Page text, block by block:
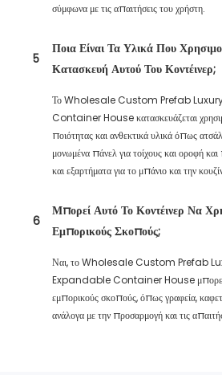
σύμφωνα με τις απαιτήσεις του χρήστη.
5
Ποια Είναι Τα Υλικά Που
Κατασκευή Αυτού Του Κοντέινερ;
Το Wholesale Custom Prefab
Container House κατασκευάζεται
ποιότητας και ανθεκτικά υλικά όπως
μονωμένα πάνελ για τοίχους και οροφή
και εξαρτήματα για το μπάνιο και την
6
Μπορεί Αυτό Το Κοντέινερ Να
Εμπορικούς Σκοπούς;
Ναι, το Wholesale Custom Prefab
Expandable Container House μπορεί
εμπορικούς σκοπούς, όπως γραφεία,
ανάλογα με την προσαρμογή και τις